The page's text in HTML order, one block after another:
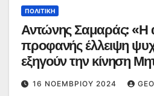
ΠΟΛΙΤΙΚΉ
Αντώνης Σαμαράς: «Η αλαζονεία και η
προφανής έλλειψη
εξηγούν την κίνηση
16 ΝΟΕΜΒΡΊΟΥ 2024